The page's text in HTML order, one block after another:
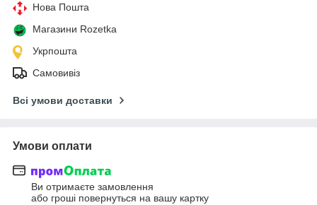
Нова Пошта
Магазини Rozetka
Укрпошта
Самовивіз
Всі умови доставки
Умови оплати
Ви отримаєте замовлення
або гроші повернуться на вашу картку